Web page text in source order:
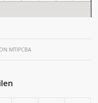
MTIPCBA